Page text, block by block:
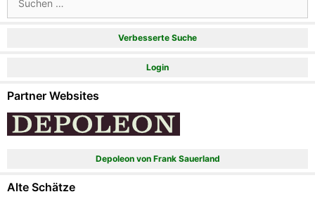
nach:
Verbesserte Suche
Login
Partner Websites
Depoleon von Frank Sauerland
Alte Schätze